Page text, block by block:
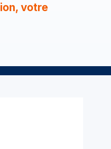
votre